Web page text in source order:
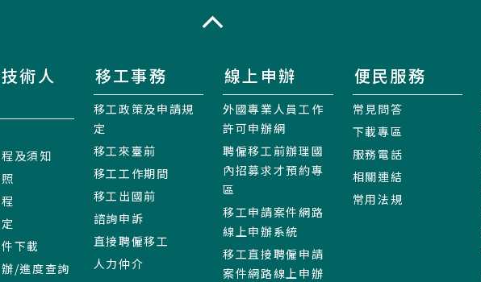
術人
及須知
下載
/進度查詢
移工事務
移工政策及申請規
定
移工來臺前
移工工作期間
移工出國前
諮詢申訴
直接聘僱移工
人力仲介
線上申辦
外國專業人員工作
許可申辦網
聘僱移工前辦理國
內招募求才預約專
區
移工申請案件網路
線上申辦系統
移工直接聘僱申請
案件網路線上申辦
便民服務
常見問答
下載專區
服務電話
相關連結
常用法規